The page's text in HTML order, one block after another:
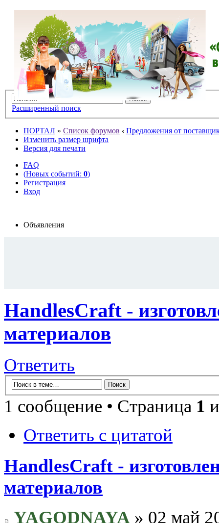
Расширенный поиск
ПОРТАЛ » Список форумов ‹ Предложения от
Изменить размер шрифта
Версия для печати
FAQ
(Новых событий: 0)
Регистрация
Вход
Объявления
HandlesCraft -
материалов
Ответить
1 сообщение • Страница 1
Ответить с цитатой
HandlesCraft -
материалов
YAGODNAYA » 02 май